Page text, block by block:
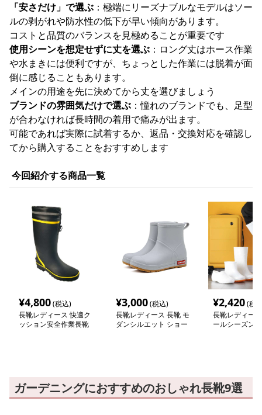
「安さだけ」で選ぶ ：極端にリーズナブルなモデルはソー
ルの剥がれや防水性の低下が早い傾向があります。
コストと品質のバランスを見極めることが重要です
使用シーンを想定せずに丈を選ぶ ：ロング丈はホース作業
や水まきには便利ですが、ちょっとした作業には脱着が面
倒に感じることもあります。
メインの用途を先に決めてから丈を選びましょう
ブランドの雰囲気だけで選ぶ ：憧れのブランドでも、足型
が合わなければ長時間の着用で痛みが出ます。
可能であれば実際に試着するか、返品・交換対応を確認し
てから購入することをおすすめします
今回紹介する商品一覧
¥4,800(税込)
長靴レディース 快適ク
ッション安全作業長靴
¥3,000(税込)
長靴レディース 長靴 モ
ダンシルエット ショー
¥2,420(税
長靴レディー
ールシーズン
ガーデニングにおすすめのおしゃれ長靴9選